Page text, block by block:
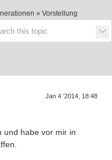
» Vorstellung
Jan 4 '2014, 18:48
und habe vor mir in